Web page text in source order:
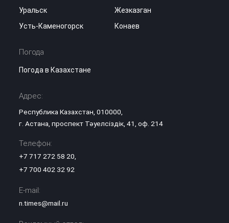
Уральск
Жезказган
Усть-Каменогорск
Конаев
Погода
Погода в Казахстане
Адрес:
Республика Казахстан, 010000,
г. Астана, проспект Тәуелсіздік, 41, оф. 214
Телефон:
+7 717 272 58 20,
+7 700 402 32 92
E-mail:
n.times@mail.ru